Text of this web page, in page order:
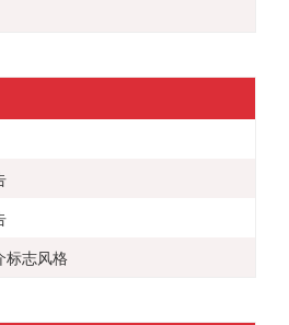
志风格